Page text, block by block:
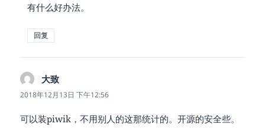
有什么好办法。
回复
大致
道：
2018年12月13日 下午12:56
可以装piwik，不用别人的这那统计的。开源的安全些。